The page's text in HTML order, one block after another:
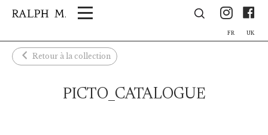
FR UK
PICTO_CATALOGUE
Retour à la collection
Panneau de gestion des cookies